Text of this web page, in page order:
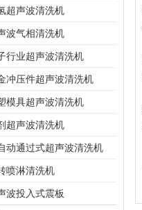
超声波清洗机
波气相清洗机
行业超声波清洗机
冲压件超声波清洗机
模具超声波清洗机
超声波清洗机
动通过式超声波清洗机
喷淋清洗机
波投入式震板